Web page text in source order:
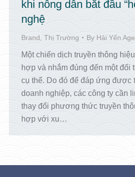
khi nông dân bắt đầu
nghệ
Brand Thị Trường By Hải Yến
Một chiến dịch truyền thông
hợp và nhắm đúng đến một đối
cụ thể. Do đó để đáp ứng được
doanh nghiệp, các công ty cần
thay đổi phương thức truyền
hợp với xu…